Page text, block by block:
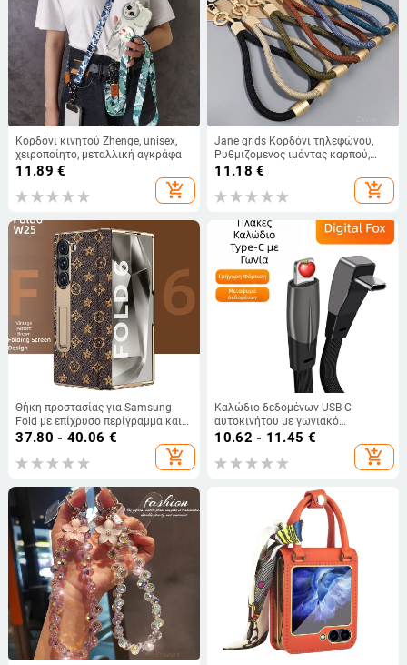
Κορδόνι κινητού Zhenge, unisex,
χειροποίητο, μεταλλική αγκράφα
11.89 €
add_shopping_cart
Jane grids Κορδόνι τηλεφώνου,
Ρυθμιζόμενος ιμάντας καρπού,
Σύντομο πλεκτό σκοινί,
Πολυχρηστικός εξωτερικός
11.18 €
add_shopping_cart
Θήκη προστασίας για Samsung
Fold με επίχρυσο περίγραμμα και
γνήσιο δέρμα εσωτερικού πάνελ
37.80 - 40.06 €
add_shopping_cart
Καλώδιο δεδομένων USB-C
αυτοκινήτου με γωνιακό
σχεδιασμό, διπλή κεφαλή, επίπεδο
10.62 - 11.45 €
add_shopping_cart